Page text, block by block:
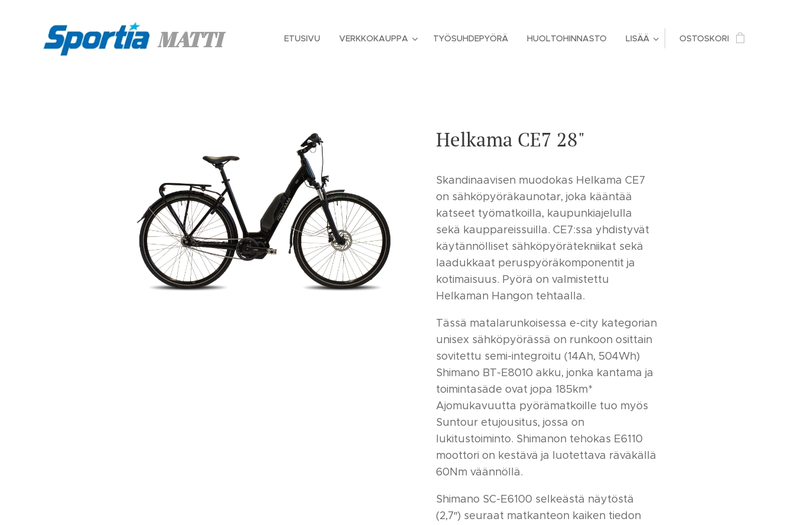
MATTI ETUSIVU VERKKOKAUPPA TYÖSUHDEPYÖRÄ HUOLTOHINNASTO LISÄÄ OSTOSKORI
Helkama CE7 28"
Skandinaavisen muodokas Helkama CE7
on sähköpyöräkaunotar, joka kääntää
katseet työmatkoilla, kaupunkiajelulla
sekä kauppareissuilla. CE7:ssa yhdistyvät
käytännölliset sähköpyörätekniikat sekä
laadukkaat peruspyöräkomponentit ja
kotimaisuus. Pyörä on valmistettu
Helkaman Hangon tehtaalla.
Tässä matalarunkoisessa e-city kategorian
unisex sähköpyörässä on runkoon osittain
sovitettu semi-integroitu (14Ah, 504Wh)
Shimano BT-E8010 akku, jonka kantama ja
toimintasäde ovat jopa 185km*
Ajomukavuutta pyörämatkoille tuo myös
Suntour etujousitus, jossa on
lukitustoiminto. Shimanon tehokas E6110
moottori on kestävä ja luotettava räväkällä
60Nm väännöllä.
Shimano SC-E6100 selkeästä näytöstä
(2,7″) seuraat matkanteon kaiken tiedon